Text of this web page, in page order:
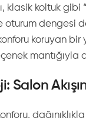
klasik koltuk gibi
oturum dengesi
koruyan bir
mantığıyla
Salon